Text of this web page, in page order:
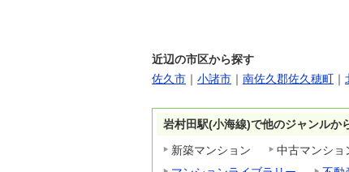
近辺の市区から探す
佐久市 ｜ 小諸市 ｜ 南佐久郡佐久穂町 ｜
岩村田駅(小海線)で他のジャンルか
新築マンション
中古マンショ